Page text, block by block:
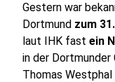
Gestern war
Dortmund zum
laut IHK fast ein
in der
Thomas